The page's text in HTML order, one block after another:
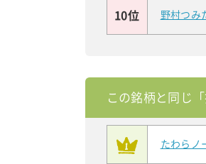
10位 野村つみ
この銘柄と同じ
たわらノ